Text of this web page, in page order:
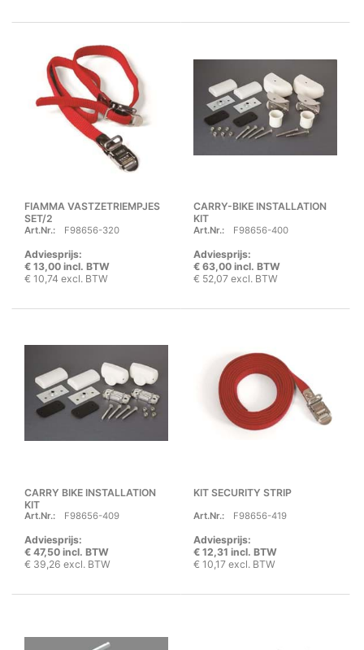
FIAMMA VASTZETRIEMPJES
SET/2
Art.Nr.: F98656-320
Adviesprijs:
€ 13,00 incl. BTW
€ 10,74 excl. BTW
CARRY-BIKE INSTALLATION
KIT
Art.Nr.: F98656-400
Adviesprijs:
€ 63,00 incl. BTW
€ 52,07 excl. BTW
CARRY BIKE INSTALLATION
KIT
Art.Nr.: F98656-409
Adviesprijs:
€ 47,50 incl. BTW
€ 39,26 excl. BTW
KIT SECURITY STRIP
Art.Nr.: F98656-419
Adviesprijs:
€ 12,31 incl. BTW
€ 10,17 excl. BTW